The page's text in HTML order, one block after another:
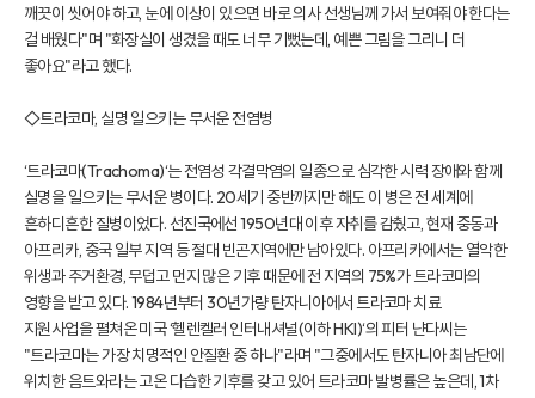
깨끗이 씻어야 하고, 눈에 이상이 있으면 바로 의사 선생님께 가서 보여줘야 한다는
걸 배웠다"며 "화장실이 생겼을 때도 너무 기뻤는데, 예쁜 그림을 그리니 더
좋아요"라고 했다.
◇트라코마, 실명 일으키는 무서운 전염병
‘트라코마(Trachoma)‘는 전염성 각결막염의 일종으로 심각한 시력 장애와 함께
실명을 일으키는 무서운 병이다. 20세기 중반까지만 해도 이 병은 전 세계에
흔하디흔한 질병이었다. 선진국에선 1950년대 이후 자취를 감췄고, 현재 중동과
아프리카, 중국 일부 지역 등 절대 빈곤지역에만 남아있다. 아프리카에서는 열악한
위생과 주거환경, 무덥고 먼지 많은 기후 때문에 전 지역의 75%가 트라코마의
영향을 받고 있다. 1984년부터 30년가량 탄자니아에서 트라코마 치료
지원사업을 펼쳐온 미국 ‘헬렌켈러 인터내셔널(이하 HKI)‘의 피터 냔다씨는
"트라코마는 가장 치명적인 안질환 중 하나"라며 "그중에서도 탄자니아 최남단에
위치한 음트와라는 고온 다습한 기후를 갖고 있어 트라코마 발병률은 높은데, 1차